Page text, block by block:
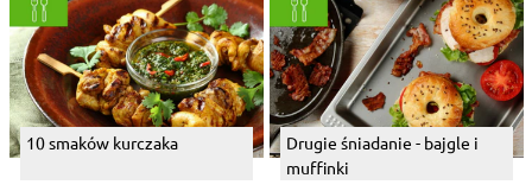
10 smaków kurczaka
Drugie śniadanie - bajgle i
muffinki